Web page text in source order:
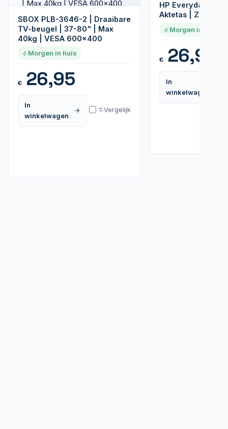
SBOX PLB-3646-2 | Draaibare
TV-beugel | 37-80" | Max
40kg | VESA 600x400
Morgen in huis
€26,95
In
winkelwagen
Vergelijk
HP Everyday 16"
Aktetas | Zwart
Morgen in huis
€26,95
In
winkelwagen